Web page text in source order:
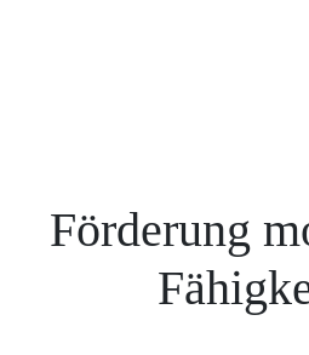
Förderung